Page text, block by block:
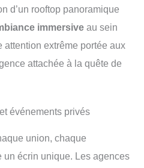
d’un rooftop panoramique
immersive au sein
attention extrême portée aux
attachée à la quête de
événements privés
union, chaque
écrin unique. Les agences